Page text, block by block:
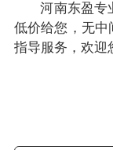
河南东盈专
低价给您，无中
指导服务，欢迎